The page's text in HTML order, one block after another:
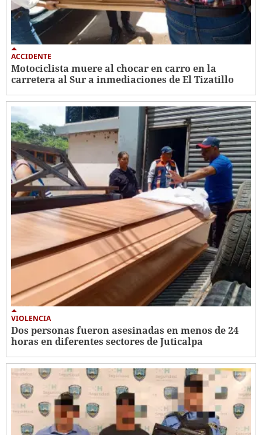
ACCIDENTE
Motociclista muere al chocar en carro en la
carretera al Sur a inmediaciones de El Tizatillo
VIOLENCIA
Dos personas fueron asesinadas en menos de 24
horas en diferentes sectores de Juticalpa